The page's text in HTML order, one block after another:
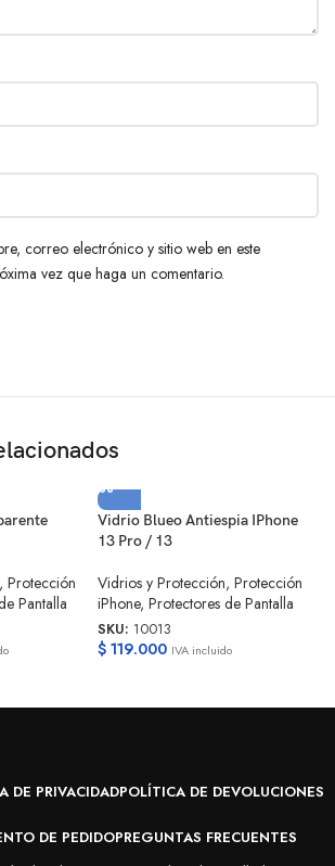
correo electrónico y sitio web en este
vez que haga un comentario.
, Protección
Pantalla
Vidrio Blueo Antiespia IPhone
13 Pro / 13
Vidrios y Protección, Protección
iPhone, Protectores de Pantalla
SKU: 10013
$119.000 IVA incluido
DE PRIVACIDADPOLÍTICA DE DEVOLUCIONES
DE PEDIDOPREGUNTAS FRECUENTES